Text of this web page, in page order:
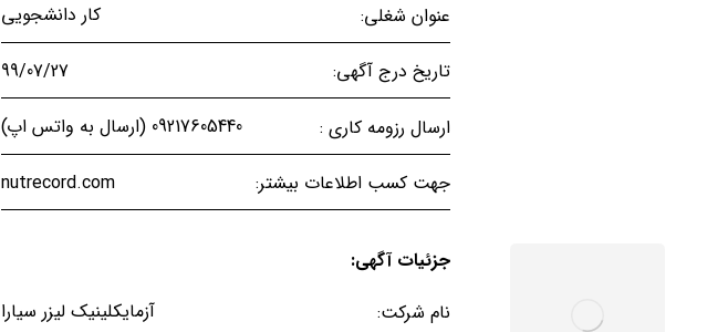
عنوان شغلی: کار دانشجویی
تاریخ درج آگهی: 99/07/27
ارسال رزومه کاری : 09217605440 (ارسال به واتس اپ)
جهت کسب اطلاعات بیشتر: nutrecord.com
جزئیات آگهی:
نام شرکت:
آزمایکلینیک لیزر سیارا